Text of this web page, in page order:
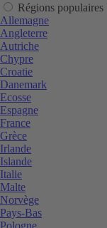
Régions populaires
Allemagne
Angleterre
Autriche
Chypre
Croatie
Danemark
Ecosse
Espagne
France
Grèce
Irlande
Islande
Italie
Malte
Norvège
Pays-Bas
Pologne